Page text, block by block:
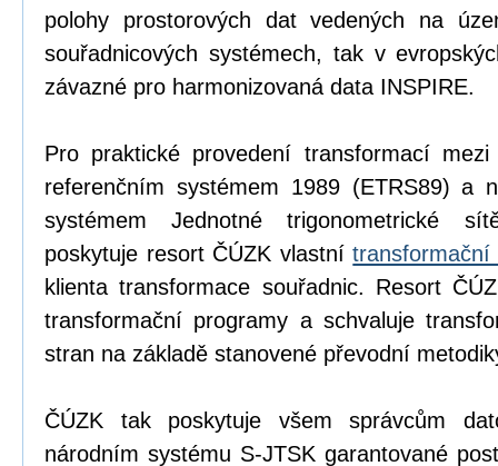
polohy prostorových dat vedených na
souřadnicových systémech, tak v
závazné pro harmonizovaná data INSPIRE.
Pro praktické provedení transformací mezi
referenčním systémem 1989 (ETRS89) a
systémem Jednotné trigonometrické
poskytuje resort ČÚZK vlastnítransformační
klienta transformace souřadnic. Resort
transformační programy a schvaluje
stran na základě stanovené převodní
ČÚZK tak poskytuje všem správcům
národním systému S-JTSK garantované